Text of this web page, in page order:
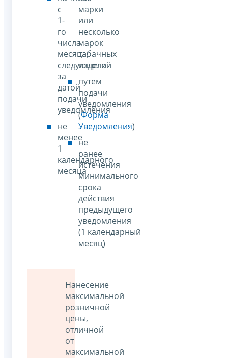
с
1-
го
числа
месяца,
следующего
за
датой
подачи
уведомления
не
менее
1
календарного
месяца
марки
или
несколько
марок
табачных
изделий
путем
подачи
уведомления
(Форма
Уведомления)
не
ранее
истечения
минимального
срока
действия
предыдущего
уведомления
(1 календарный
месяц)
Нанесение
максимальной
розничной
цены,
отличной
от
максимальной